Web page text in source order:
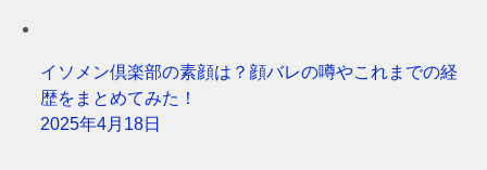
イソメン倶楽部の素顔は？顔バレの噂やこれまでの経
歴をまとめてみた！
2025年4月18日